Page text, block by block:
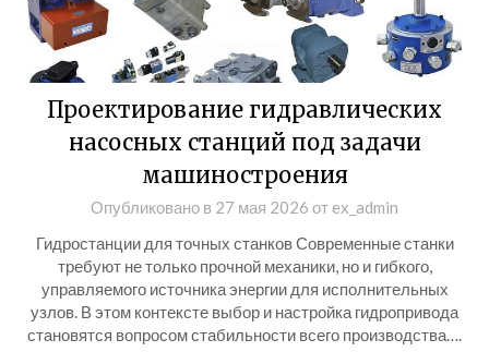
Проектирование гидравлических
насосных станций под задачи
машиностроения
Опубликовано в 27 мая 2026 от ex_admin
Гидростанции для точных станков Современные станки
требуют не только прочной механики, но и гибкого,
управляемого источника энергии для исполнительных
узлов. В этом контексте выбор и настройка гидропривода
становятся вопросом стабильности всего производства….